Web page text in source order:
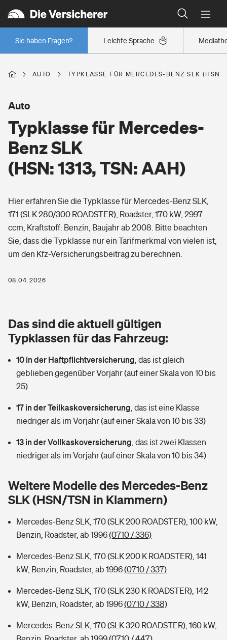
Leichte Sprache
Sie haben Fragen?
Wer versichert was: Jetzt Versicherer finden
Regionalklassen: So ist Ihre Region eingestuft
Wer versichert was: Jetzt Versicherer finden
Berufsunfähigkeitsversicherung
Arbeitsrechtsschutz
Berufshaftpflichtversicherung
Rentenrechner: Wie viel Geld bekomme ich im Alter?
Wer versichert was: Jetzt Versicherer finden
Sie haben Fragen?
Wohnen
Wohngebäudeversicherung
Hausratversicherung
Elementarversicherung
Photovoltaik
Wärmepumpen versichern
Vermieterrrechtsschutz
Mietkautionsversicherung
Restkreditversicherung
Zur Übersicht
Tools
Hochwasser-Check: Wie gefährdet ist Ihr Haus?
Wer versichert was: Jetzt Versicherer finden
Sie haben Fragen?
Pri­vate Haft­pflicht­
Rechts­schutz­ver­si­che­rung
Kinderunfall­ver­si­che­rung
Reiseversicherung
Handyversicherung
Private Cyberversicherung
Musikinstrumentenversicherung
Zur Übersicht
Tools
Kinderunfall-Check: Mehr Sicherheit für deine Kids
Typklassen: So ist Ihr Auto eingestuft
Gesundheit
Private Krankenversicherung
Tierkrankenversicherung
Zur Übersicht
Sie haben Fragen?
Rentenrechner: Wie viel Geld bekomme ich im Alter?
AUTO TYPKLASSE FÜR MERCEDES-BENZ SLK (HSN:
Typklasse für Mercedes-
Benz SLK
(HSN: 1313, TSN: AAH)
Auto
Hier erfahren Sie die Typklasse für Mercedes-Benz SLK,
171 (SLK 280/300 ROADSTER), Roadster, 170 kW, 2997
ccm, Kraftstoff: Benzin, Baujahr ab 2008. Bitte beachten
Sie, dass die Typklasse nur ein Tarifmerkmal von vielen ist,
um den Kfz-Versicherungsbeitrag zu berechnen.
08.04.2026
Das sind die aktuell gültigen
Typklassen für das Fahrzeug:
10 in der Haftpflichtversicherung das ist gleich
geblieben gegenüber Vorjahr (auf einer Skala von 10 bis
25)
17 in der Teilkaskoversicherung das ist eine Klasse
niedriger als im Vorjahr (auf einer Skala von 10 bis 33)
13 in der Vollkaskoversicherung das ist zwei Klassen
niedriger als im Vorjahr (auf einer Skala von 10 bis 34)
Weitere Modelle des Mercedes-Benz
SLK (HSN/TSN in Klammern)
Mercedes-Benz SLK, 170 (SLK 200 ROADSTER), 100 kW,
Benzin, Roadster, ab 1996(0710 / 336)
Mercedes-Benz SLK, 170 (SLK 200 K ROADSTER), 141
kW, Benzin, Roadster, ab 1996(0710 / 337)
Mercedes-Benz SLK, 170 (SLK 230 K ROADSTER), 142
kW, Benzin, Roadster, ab 1996(0710 / 338)
Mercedes-Benz SLK, 170 (SLK 320 ROADSTER), 160 kW,